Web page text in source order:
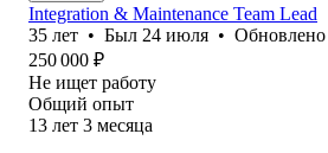
Integration & Maintenance Team Lead
35 лет • Был 24 июля • Обновлено
250 000 ₽
Не ищет работу
Общий опыт
13 лет 3 месяца